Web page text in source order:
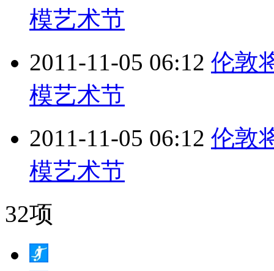
模艺术节
2011-11-05 06:12 伦敦
模艺术节
2011-11-05 06:12 伦敦
模艺术节
32项